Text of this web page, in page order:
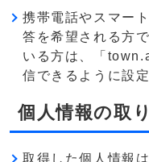
携帯電話やスマー
答を希望される方
いる方は、「
信できるように設
個人情報の取
取得した個人情報